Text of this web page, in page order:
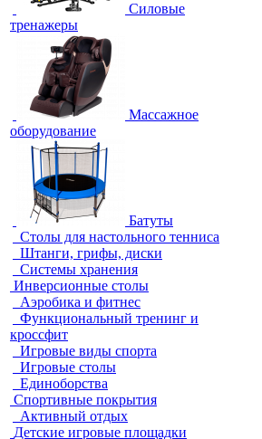
Силовые
тренажеры
Массажное
оборудование
Батуты
Столы для настольного тенниса
Штанги, грифы, диски
Системы хранения
Инверсионные столы
Аэробика и фитнес
Функциональный тренинг и
кроссфит
Игровые виды спорта
Игровые столы
Единоборства
Спортивные покрытия
Активный отдых
Детские игровые площадки